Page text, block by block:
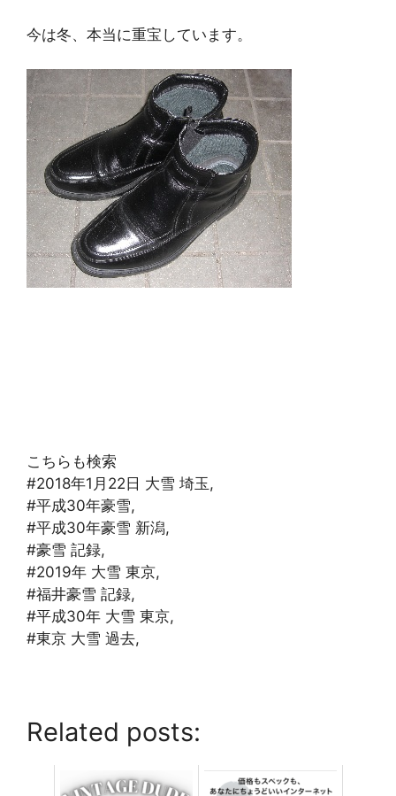
今は冬、本当に重宝しています。
こちらも検索
#2018年1月22日 大雪 埼玉,
#平成30年豪雪,
#平成30年豪雪 新潟,
#豪雪 記録,
#2019年 大雪 東京,
#福井豪雪 記録,
#平成30年 大雪 東京,
#東京 大雪 過去,
Related posts: